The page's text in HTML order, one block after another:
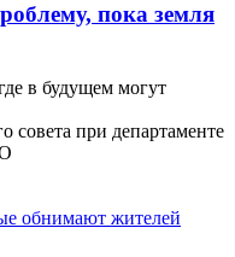
пока земля
в будущем могут
совета при департаменте